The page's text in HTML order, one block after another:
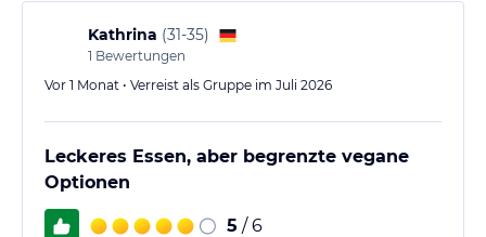
Kathrina (31-35)
1 Bewertungen
Vor 1 Monat • Verreist als Gruppe im Juli 2026
Leckeres Essen, aber begrenzte vegane
Optionen
5 / 6